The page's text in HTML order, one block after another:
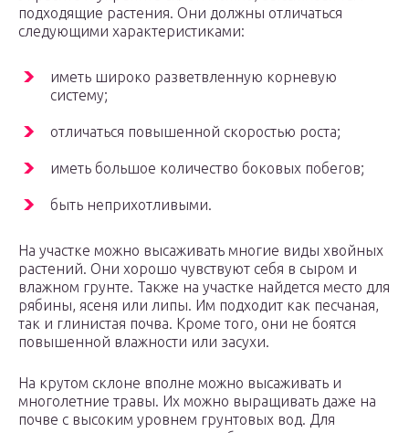
подходящие растения. Они должны отличаться
следующими характеристиками:
иметь широко разветвленную корневую
систему;
отличаться повышенной скоростью роста;
иметь большое количество боковых побегов;
быть неприхотливыми.
На участке можно высаживать многие виды хвойных
растений. Они хорошо чувствуют себя в сыром и
влажном грунте. Также на участке найдется место для
рябины, ясеня или липы. Им подходит как песчаная,
так и глинистая почва. Кроме того, они не боятся
повышенной влажности или засухи.
На крутом склоне вполне можно высаживать и
многолетние травы. Их можно выращивать даже на
почве с высоким уровнем грунтовых вод. Для